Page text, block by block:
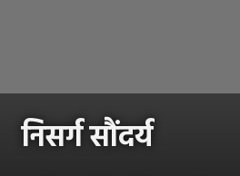
निसर्ग सौंदर्य